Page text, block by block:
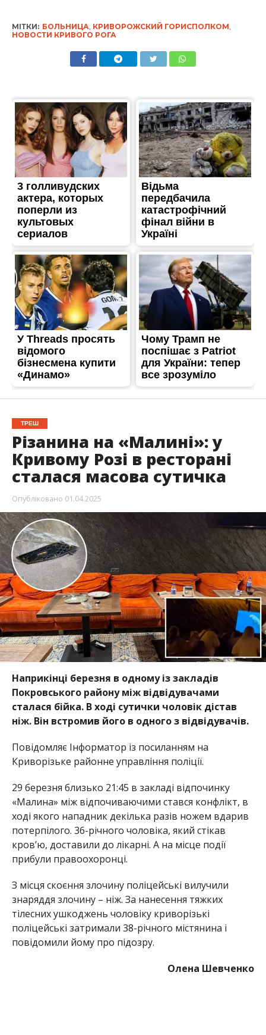
МІТКИ: БОЛЬНИЦА, КРИВОРОЖСКИЙ ГОРИСПОЛКОМ,
НОВОСТИ КРИВОГО РОГА
ТРЕШ
Різанина на «Малині»: у
Кривому Розі в ресторані
сталася масова сутичка
Опубліковано 01.04.2025
Наприкінці березня в одному із закладів
Покровського району між відвідувачами
сталася бійка. В ході сутички чоловік дістав
ніж. Він встромив його в одного з відвідувачів.
Повідомляє Інформатор із посиланням на
Криворізьке районне управління поліції.
29 березня близько 21:45 в закладі відпочинку
«Малина» між відпочиваючими стався конфлікт, в
ході якого нападник декілька разів ножем вдарив
потерпілого. 36-річного чоловіка, який стікав
кровʼю, доставили до лікарні. А на місце події
прибули правоохоронці.
З місця скоєння злочину поліцейські вилучили
знаряддя злочину – ніж. За нанесення тяжких
тілесних ушкоджень чоловіку криворізькі
поліцейські затримали 38-річного містянина і
повідомили йому про підозру.
Олена Шевченко